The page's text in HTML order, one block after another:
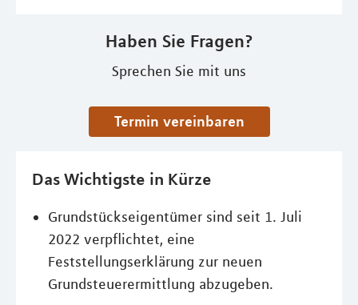
Haben Sie Fragen?
Sprechen Sie mit uns
Termin vereinbaren
Das Wichtigste in Kürze
Grundstückseigentümer sind seit 1. Juli
2022 verpflichtet, eine
Feststellungserklärung zur neuen
Grundsteuerermittlung abzugeben.